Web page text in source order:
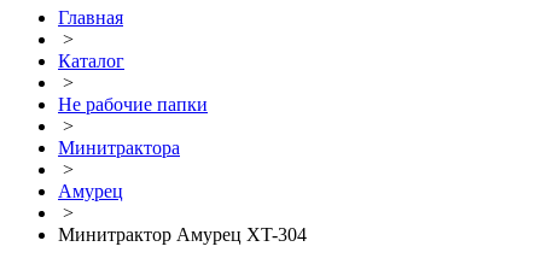
Главная
>
Каталог
>
Не рабочие папки
>
Минитрактора
>
Амурец
>
Минитрактор Амурец XT-304